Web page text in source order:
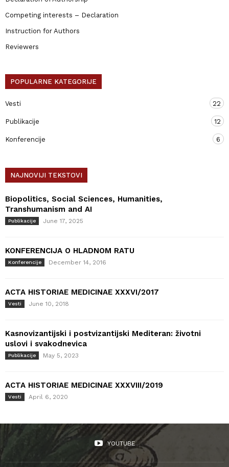
Competing interests – Declaration
Instruction for Authors
Reviewers
POPULARNE KATEGORIJE
Vesti 22
Publikacije 12
Konferencije 6
NAJNOVIJI TEKSTOVI
Biopolitics, Social Sciences, Humanities,
Transhumanism and AI
Publikacije June 17, 2025
KONFERENCIJA O HLADNOM RATU
Konferencije December 14, 2016
ACTA HISTORIAE MEDICINAE XXXVI/2017
Vesti June 10, 2018
Kasnovizantijski i postvizantijski Mediteran: životni
uslovi i svakodnevica
Publikacije May 5, 2023
ACTA HISTORIAE MEDICINAE XXXVIII/2019
Vesti April 6, 2020
YOUTUBE